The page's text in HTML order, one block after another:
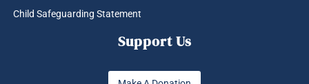
Child Safeguarding Statement
Support Us